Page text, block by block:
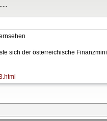
sich der österreichische